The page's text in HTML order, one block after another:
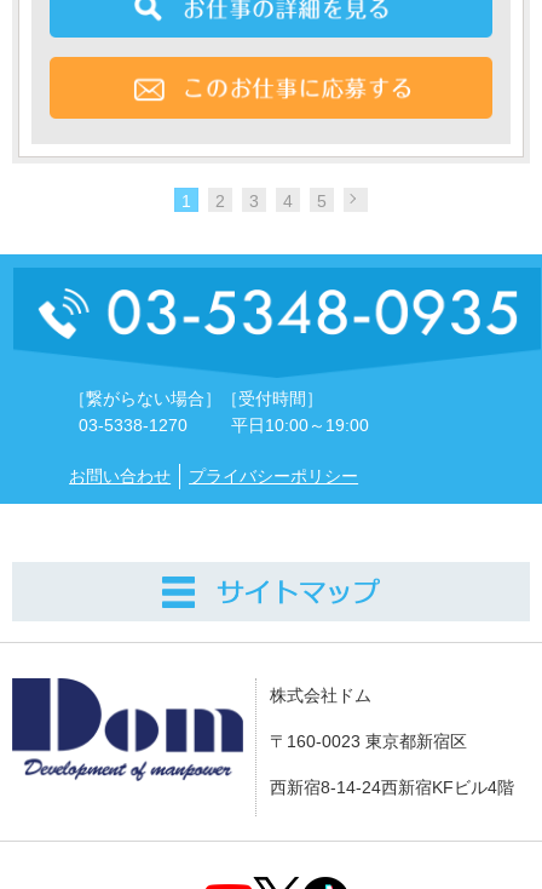
1 2 3 4 5
［繋がらない場合］
03-5338-1270
［受付時間］
平日10:00～19:00
お問い合わせ プライバシーポリシー
株式会社ドム
〒160-0023 東京都新宿区
西新宿8-14-24西新宿KFビル4階